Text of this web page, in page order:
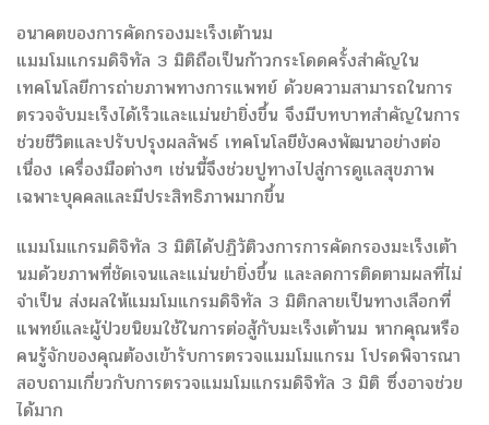
อนาคตของการคัดกรองมะเร็งเต้านม
แมมโมแกรมดิจิทัล 3 มิติถือเป็นก้าวกระโดดครั้งสำคัญใน
เทคโนโลยีการถ่ายภาพทางการแพทย์ ด้วยความสามารถในการ
ตรวจจับมะเร็งได้เร็วและแม่นยำยิ่งขึ้น จึงมีบทบาทสำคัญในการ
ช่วยชีวิตและปรับปรุงผลลัพธ์ เทคโนโลยียังคงพัฒนาอย่างต่อ
เนื่อง เครื่องมือต่างๆ เช่นนี้จึงช่วยปูทางไปสู่การดูแลสุขภาพ
เฉพาะบุคคลและมีประสิทธิภาพมากขึ้น
แมมโมแกรมดิจิทัล 3 มิติได้ปฏิวัติวงการการคัดกรองมะเร็งเต้า
นมด้วยภาพที่ชัดเจนและแม่นยำยิ่งขึ้น และลดการติดตามผลที่ไม่
จำเป็น ส่งผลให้แมมโมแกรมดิจิทัล 3 มิติกลายเป็นทางเลือกที่
แพทย์และผู้ป่วยนิยมใช้ในการต่อสู้กับมะเร็งเต้านม หากคุณหรือ
คนรู้จักของคุณต้องเข้ารับการตรวจแมมโมแกรม โปรดพิจารณา
สอบถามเกี่ยวกับการตรวจแมมโมแกรมดิจิทัล 3 มิติ ซึ่งอาจช่วย
ได้มาก